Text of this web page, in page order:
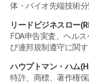
体・バイオ先端技術
リードビジネスロー(
FDA申告実査、ヘル
び連邦規制遵守に関
ハウプトマン・ハム(
特許、商標、著作権